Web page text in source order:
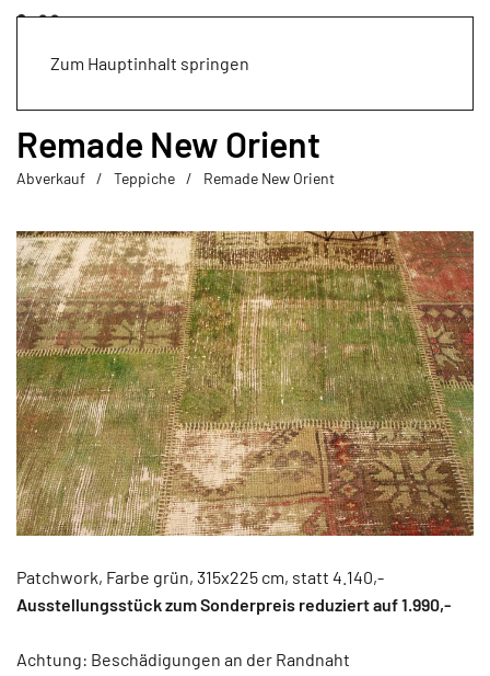
Zum Hauptinhalt springen
Remade New Orient
Abverkauf Teppiche Remade New Orient
Patchwork, Farbe grün, 315x225 cm, statt 4.140,-
Ausstellungsstück zum Sonderpreis reduziert auf 1.990,-
Achtung: Beschädigungen an der Randnaht